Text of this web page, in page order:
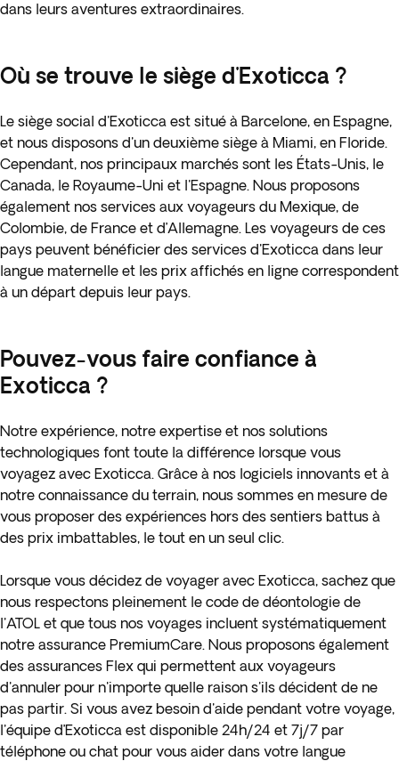
dans leurs aventures extraordinaires.
Où se trouve le siège d'Exoticca ?
Le siège social d'Exoticca est situé à Barcelone, en Espagne,
et nous disposons d'un deuxième siège à Miami, en Floride.
Cependant, nos principaux marchés sont les États-Unis, le
Canada, le Royaume-Uni et l'Espagne. Nous proposons
également nos services aux voyageurs du Mexique, de
Colombie, de France et d’Allemagne. Les voyageurs de ces
pays peuvent bénéficier des services d'Exoticca dans leur
langue maternelle et les prix affichés en ligne correspondent
à un départ depuis leur pays.
Pouvez-vous faire confiance à
Exoticca ?
Notre expérience, notre expertise et nos solutions
technologiques font toute la différence lorsque vous
voyagez avec Exoticca. Grâce à nos logiciels innovants et à
notre connaissance du terrain, nous sommes en mesure de
vous proposer des expériences hors des sentiers battus à
des prix imbattables, le tout en un seul clic.
Lorsque vous décidez de voyager avec Exoticca, sachez que
nous respectons pleinement le code de déontologie de
l'ATOL et que tous nos voyages incluent systématiquement
notre assurance PremiumCare. Nous proposons également
des assurances Flex qui permettent aux voyageurs
d'annuler pour n'importe quelle raison s'ils décident de ne
pas partir. Si vous avez besoin d'aide pendant votre voyage,
l'équipe d’Exoticca est disponible 24h/24 et 7j/7 par
téléphone ou chat pour vous aider dans votre langue